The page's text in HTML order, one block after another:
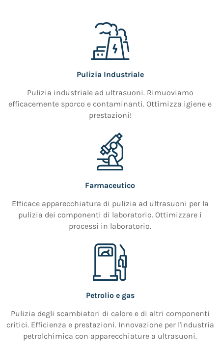
Pulizia Industriale
Pulizia industriale ad ultrasuoni. Rimuoviamo
efficacemente sporco e contaminanti. Ottimizza igiene e
prestazioni!
Farmaceutico
Efficace apparecchiatura di pulizia ad ultrasuoni per la
pulizia dei componenti di laboratorio. Ottimizzare i
processi in laboratorio.
Petrolio e gas
Pulizia degli scambiatori di calore e di altri componenti
critici. Efficienza e prestazioni. Innovazione per l'industria
petrolchimica con apparecchiature a ultrasuoni.